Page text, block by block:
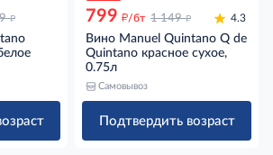
д 799 д/бт 1 149 д 4.3
Вино Manuel Quintano Q de
Quintano красное сухое,
0.75л
Самовывоз
Подтвердить возраст